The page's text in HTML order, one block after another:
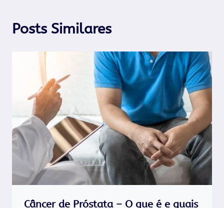
Posts Similares
Câncer de Próstata – O que é e quais